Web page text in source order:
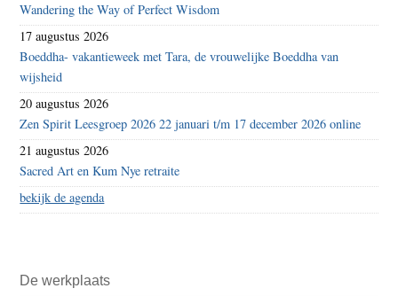
Wandering the Way of Perfect Wisdom
17 augustus 2026
Boeddha- vakantieweek met Tara, de vrouwelijke Boeddha van
wijsheid
20 augustus 2026
Zen Spirit Leesgroep 2026 22 januari t/m 17 december 2026 online
21 augustus 2026
Sacred Art en Kum Nye retraite
bekijk de agenda
De werkplaats